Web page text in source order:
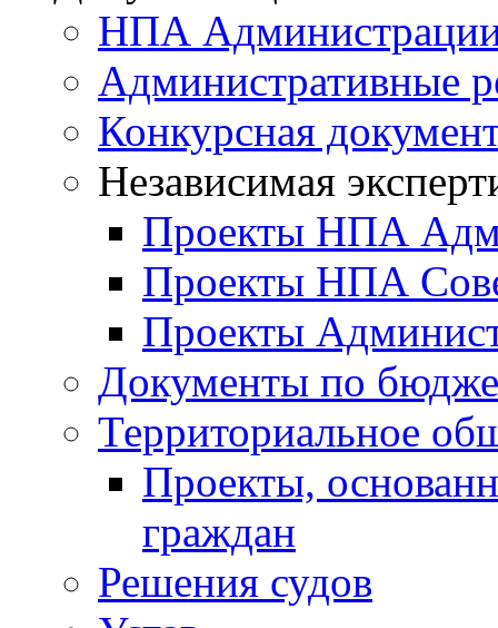
НПА
Административные
Конкурсная
Независимая
Проекты НПА
Проекты НПА
Проекты
Документы по
Территориальное
Проекты,
граждан
Решения судов